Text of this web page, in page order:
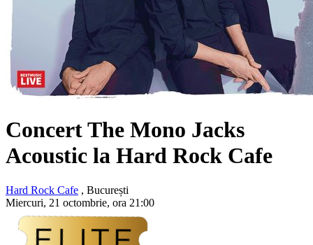
Concert The Mono Jacks
Acoustic la Hard Rock Cafe
Hard Rock Cafe , București
Miercuri, 21 octombrie, ora 21:00